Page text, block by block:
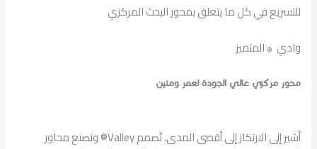
للتسريع في كل ما يتعلق بمحور البحث المركزي
وادي ® المتميز
محور مركزي عالي الجودة لعمر ومتين
أشير إلى الارتكاز إلى أقصى المدى، تُصمم Valley® وتصنع محاور